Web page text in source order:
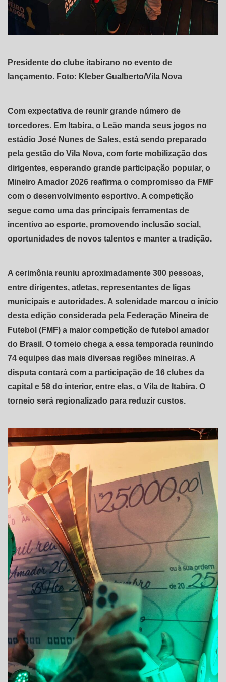
Presidente do clube itabirano no evento de
lançamento. Foto: Kleber Gualberto/Vila Nova
Com expectativa de reunir grande número de
torcedores. Em Itabira, o Leão manda seus jogos no
estádio José Nunes de Sales, está sendo preparado
pela gestão do Vila Nova, com forte mobilização dos
dirigentes, esperando grande participação popular, o
Mineiro Amador 2026 reafirma o compromisso da FMF
com o desenvolvimento esportivo. A competição
segue como uma das principais ferramentas de
incentivo ao esporte, promovendo inclusão social,
oportunidades de novos talentos e manter a tradição.
A cerimônia reuniu aproximadamente 300 pessoas,
entre dirigentes, atletas, representantes de ligas
municipais e autoridades. A solenidade marcou o início
desta edição considerada pela Federação Mineira de
Futebol (FMF) a maior competição de futebol amador
do Brasil. O torneio chega a essa temporada reunindo
74 equipes das mais diversas regiões mineiras. A
disputa contará com a participação de 16 clubes da
capital e 58 do interior, entre elas, o Vila de Itabira. O
torneio será regionalizado para reduzir custos.